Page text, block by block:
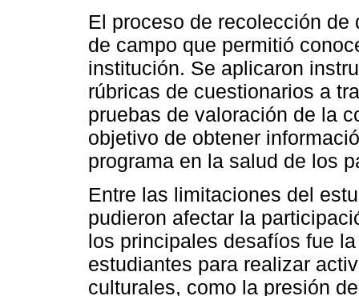
El proceso de recolección
de campo que permitió
institución. Se aplicaron
rúbricas de cuestionarios a
pruebas de valoración de la
objetivo de obtener
programa en la salud de los
Entre las limitaciones del
pudieron afectar la
los principales desafíos fue
estudiantes para realizar
culturales, como la presión